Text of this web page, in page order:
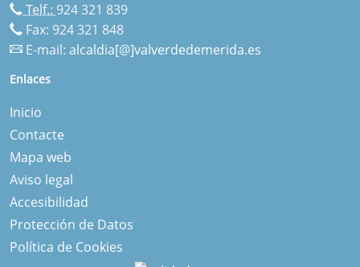
Telf.: 924 321 839
Fax: 924 321 848
E-mail: alcaldia[@]valverdedemerida.es
Enlaces
Inicio
Contacte
Mapa web
Aviso legal
Accesibilidad
Protección de Datos
Política de Cookies